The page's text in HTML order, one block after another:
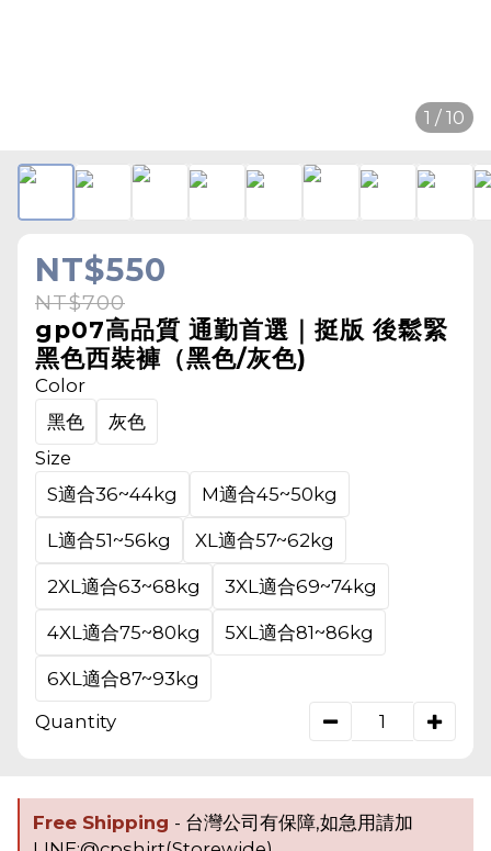
1 / 10
NT$550
NT$700
gp07高品質 通勤首選｜挺版 後鬆緊
黑色西裝褲（黑色/灰色)
Color
黑色
灰色
Size
S適合36~44kg
M適合45~50kg
L適合51~56kg XL適合57~62kg
2XL適合63~68kg 3XL適合69~74kg
4XL適合75~80kg 5XL適合81~86kg
6XL適合87~93kg
Quantity
Free Shipping - 台灣公司有保障,如急用請加